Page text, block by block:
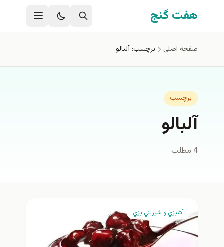
رفتن به محتوای اصلی
هفت گنج
صفحه اصلی برچسب: آلبالو
برچسب
آلبالو
4 مطلب
آشپزي و شيريني پزي